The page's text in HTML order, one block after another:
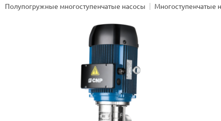
Полупогружные многоступенчатые насосы Многоступенчатые